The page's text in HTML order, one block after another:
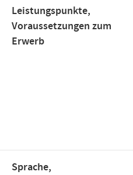
Leistungspunkte,
Voraussetzungen zum
Erwerb
Sprache,